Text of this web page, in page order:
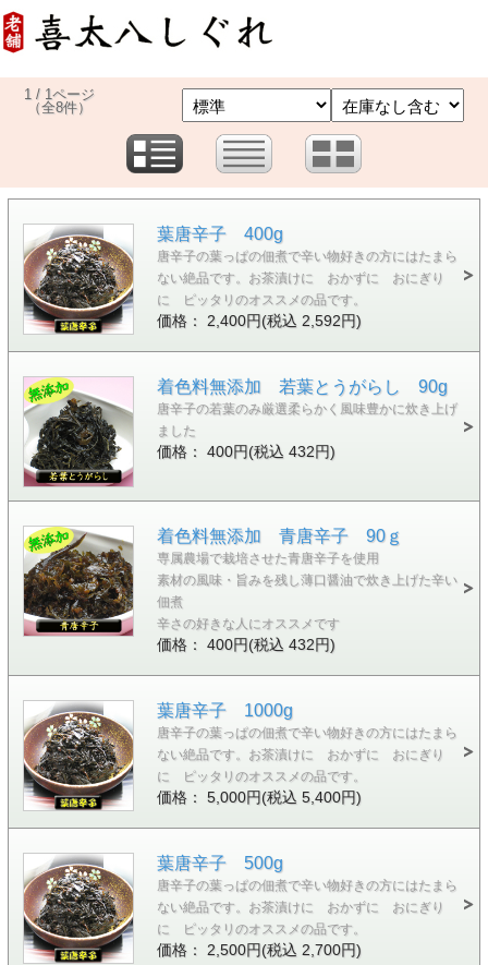
1 / 1ページ
（全8件）
葉唐辛子 400g
唐辛子の葉っぱの佃煮で辛い物好きの方にはたまら
ない絶品です。お茶漬けに おかずに おにぎり
に ピッタリのオススメの品です。
価格： 2,400円(税込 2,592円)
着色料無添加 若葉とうがらし 90g
唐辛子の若葉のみ厳選柔らかく風味豊かに炊き上げ
ました
価格： 400円(税込 432円)
着色料無添加 青唐辛子 90ｇ
専属農場で栽培させた青唐辛子を使用
素材の風味・旨みを残し薄口醤油で炊き上げた辛い
佃煮
辛さの好きな人にオススメです
価格： 400円(税込 432円)
葉唐辛子 1000g
唐辛子の葉っぱの佃煮で辛い物好きの方にはたまら
ない絶品です。お茶漬けに おかずに おにぎり
に ピッタリのオススメの品です。
価格： 5,000円(税込 5,400円)
葉唐辛子 500g
唐辛子の葉っぱの佃煮で辛い物好きの方にはたまら
ない絶品です。お茶漬けに おかずに おにぎり
に ピッタリのオススメの品です。
価格： 2,500円(税込 2,700円)